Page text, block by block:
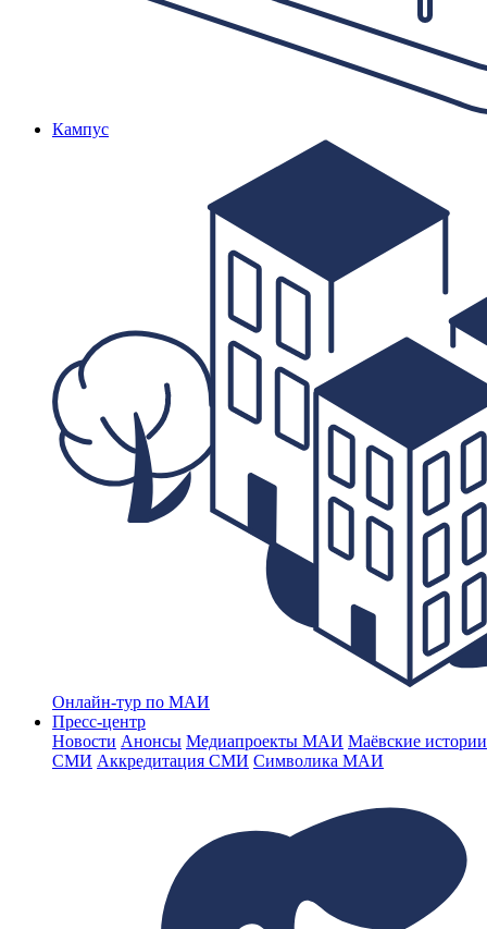
Кампус
Онлайн-тур по МАИ
Пресс-центр
Новости Анонсы Медиапроекты МАИ Маёвские
СМИ Аккредитация СМИ Символика МАИ